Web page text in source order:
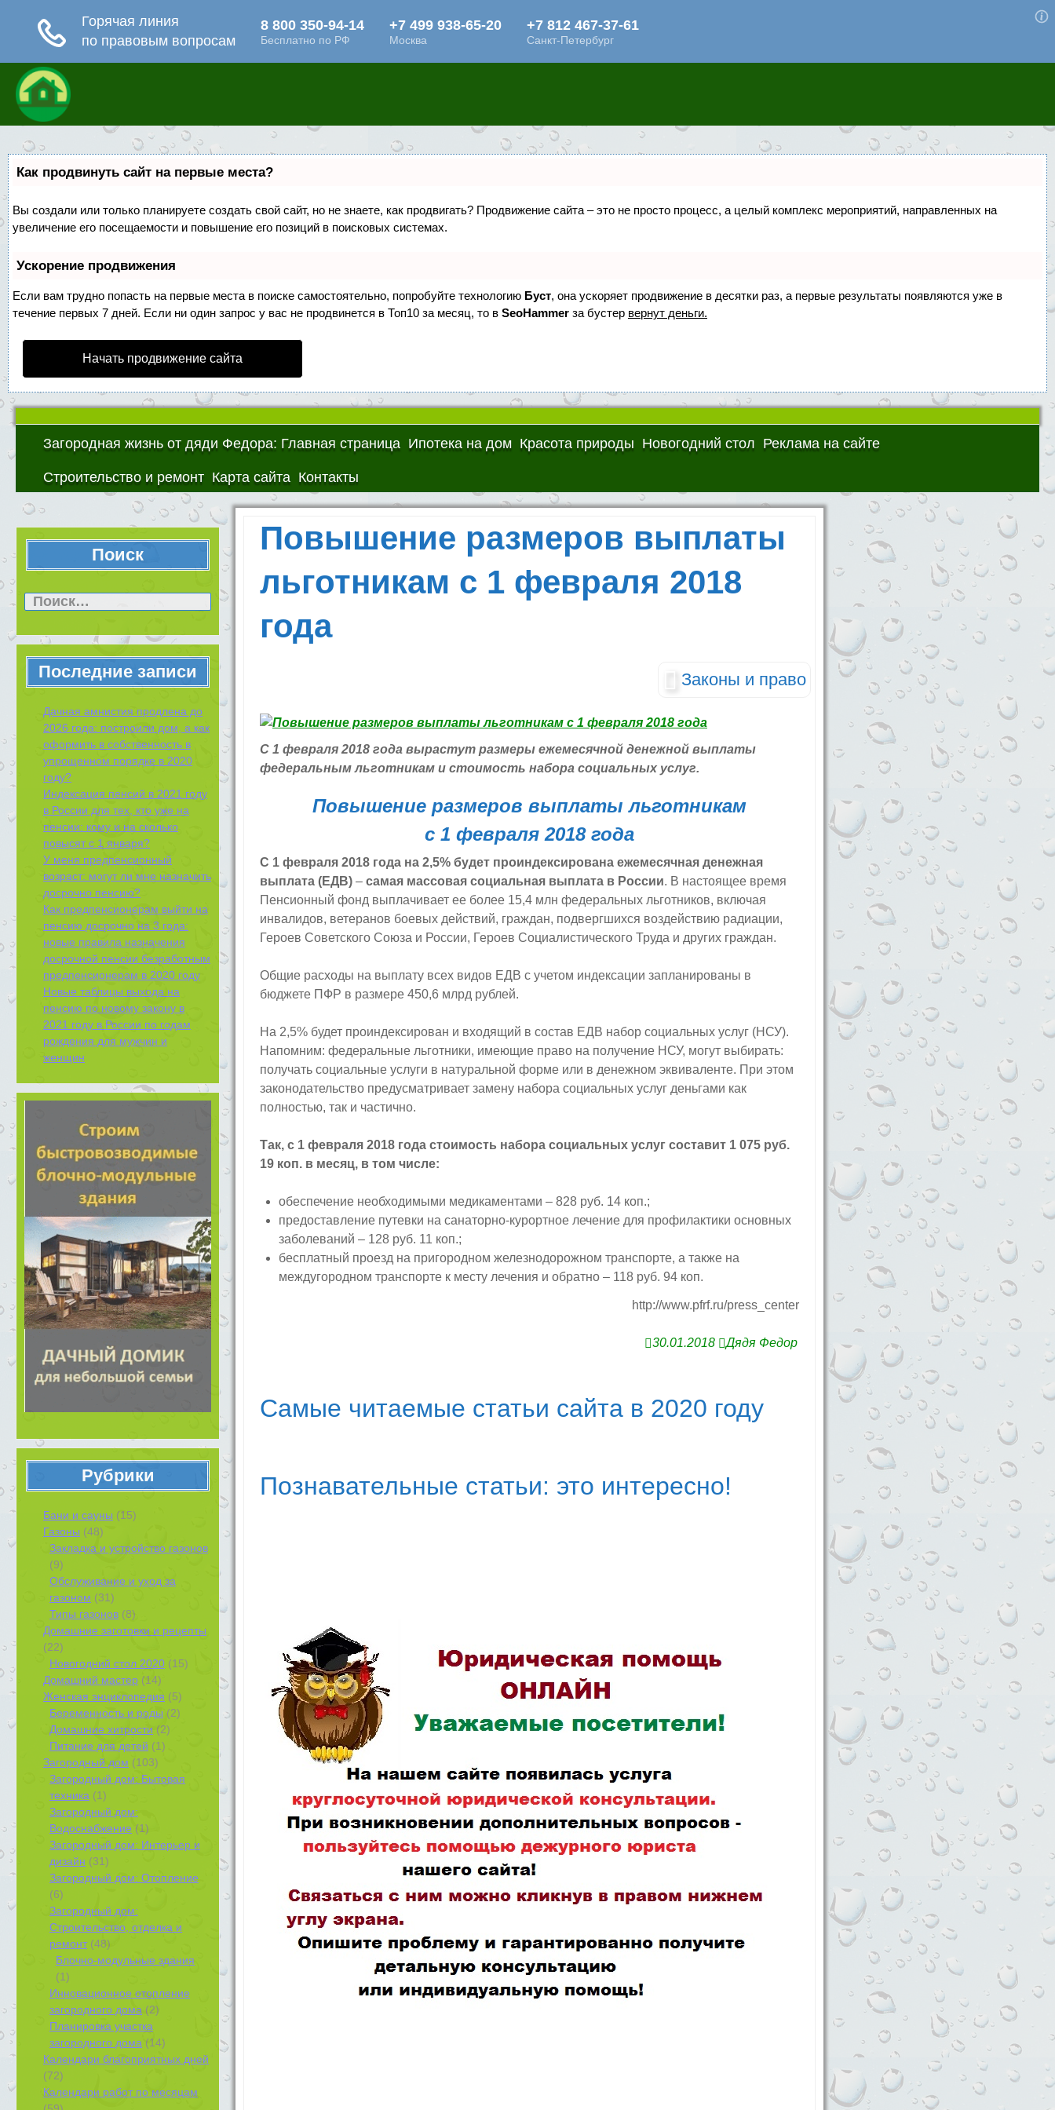
Как продвинуть сайт на первые места?
Вы создали или только планируете создать свой сайт, но не знаете, как продвигать? Продвижение сайта – это не просто процесс, а целый комплекс мероприятий, направленных на
увеличение его посещаемости и повышение его позиций в поисковых системах.
Ускорение продвижения
Если вам трудно попасть на первые места в поиске самостоятельно, попробуйте технологию Буст, она ускоряет продвижение в десятки раз, а первые результаты появляются уже в
течение первых 7 дней. Если ни один запрос у вас не продвинется в Топ10 за месяц, то в SeoHammer за бустер вернут деньги.
Начать продвижение сайта
Загородная жизнь от дяди Федора: Главная страница Ипотека на дом Красота природы Новогодний стол Реклама на сайте
Строительство и ремонт Карта сайта Контакты
Поиск
Последние записи
Дачная амнистия продлена до
2026 года: построили дом, а как
оформить в собственность в
упрощенном порядке в 2020
году?
Индексация пенсий в 2021 году
в России для тех, кто уже на
пенсии: кому и на сколько
повысят с 1 января?
У меня предпенсионный
возраст: могут ли мне назначить
досрочно пенсию?
Как предпенсионерам выйти на
пенсию досрочно на 3 года:
новые правила назначения
досрочной пенсии безработным
предпенсионерам в 2020 году
Новые таблицы выхода на
пенсию по новому закону в
2021 году в России по годам
рождения для мужчин и
женщин
Рубрики
Бани и сауны (15)
Газоны (48)
Закладка и устройство газонов
(9)
Обслуживание и уход за
газоном (31)
Типы газонов (8)
Домашние заготовки и рецепты
(22)
Новогодний стол 2020 (15)
Домашний мастер (14)
Женская энциклопедия (5)
Беременность и роды (2)
Домашние хитрости (2)
Питание для детей (1)
Загородный дом (103)
Загородный дом: Бытовая
техника (1)
Загородный дом:
Водоснабжение (1)
Загородный дом: Интерьер и
дизайн (31)
Загородный дом: Отопление
(6)
Загородный дом:
Строительство, отделка и
ремонт(48)
Блочно-модульные здания
(1)
Инновационное отопление
загородного дома (2)
Планировка участка
загородного дома (14)
Календари благоприятных дней
(72)
Календари работ по месяцам
Повышение размеров выплаты
льготникам с 1 февраля 2018
года
Законы и право
С 1 февраля 2018 года вырастут размеры ежемесячной денежной выплаты
федеральным льготникам и стоимость набора социальных услуг.
Повышение размеров выплаты льготникам
с 1 февраля 2018 года
С 1 февраля 2018 года на 2,5% будет проиндексирована ежемесячная денежная
выплата (ЕДВ) – самая массовая социальная выплата в России. В настоящее время
Пенсионный фонд выплачивает ее более 15,4 млн федеральных льготников, включая
инвалидов, ветеранов боевых действий, граждан, подвергшихся воздействию радиации,
Героев Советского Союза и России, Героев Социалистического Труда и других граждан.
Общие расходы на выплату всех видов ЕДВ с учетом индексации запланированы в
бюджете ПФР в размере 450,6 млрд рублей.
На 2,5% будет проиндексирован и входящий в состав ЕДВ набор социальных услуг (НСУ).
Напомним: федеральные льготники, имеющие право на получение НСУ, могут выбирать:
получать социальные услуги в натуральной форме или в денежном эквиваленте. При этом
законодательство предусматривает замену набора социальных услуг деньгами как
полностью, так и частично.
Так, с 1 февраля 2018 года стоимость набора социальных услуг составит 1 075 руб.
19 коп. в месяц, в том числе:
обеспечение необходимыми медикаментами – 828 руб. 14 коп.;
предоставление путевки на санаторно-курортное лечение для профилактики основных
заболеваний – 128 руб. 11 коп.;
бесплатный проезд на пригородном железнодорожном транспорте, а также на
междугородном транспорте к месту лечения и обратно – 118 руб. 94 коп.
http://www.pfrf.ru/press_center
30.01.2018 Дядя Федор
Самые читаемые статьи сайта в 2020 году
Познавательные статьи: это интересно!